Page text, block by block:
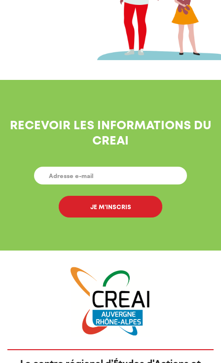
RECEVOIR LES INFORMATIONS DU
CREAI
E-
MAIL *